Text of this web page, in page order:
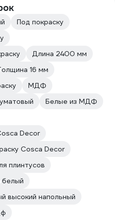
Под покраску
Длина 2400 мм
16 мм
МДФ
Белые из МДФ
Decor
Cosca Decor
плинтусов
белый
высокий напольный